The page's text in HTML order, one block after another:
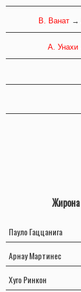
В. Ванат →
А. Унахи
Жирона
Пауло Гаццанига
Арнау Мартинес
Хуго Ринкон